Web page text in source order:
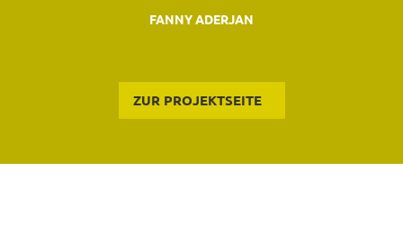
FANNY ADERJAN
ZUR PROJEKTSEITE